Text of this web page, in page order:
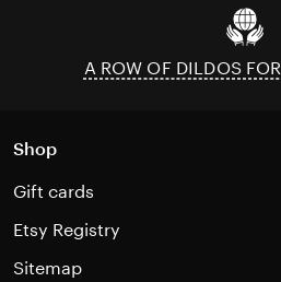
A ROW OF DILDOS
Shop
Gift cards
Etsy Registry
Sitemap